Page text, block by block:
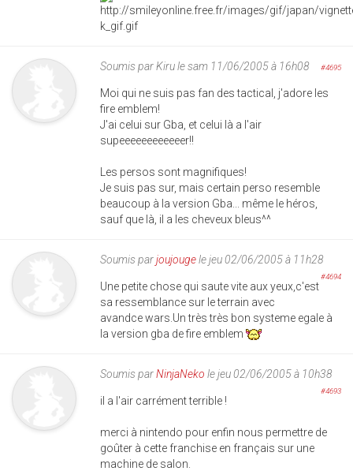
Soumis parKirule sam 11/06/2005 à 16h08 #4695
Moi qui ne suis pas fan des tactical, j'adore les
fire emblem!
J'ai celui sur Gba, et celui là a l'air
supeeeeeeeeeeeer!!
Les persos sont magnifiques!
Je suis pas sur, mais certain perso resemble
beaucoup à la version Gba... même le héros,
sauf que là, il a les cheveux bleus^^
Soumis parjoujougele jeu 02/06/2005 à 11h28
#4694
Une petite chose qui saute vite aux yeux,c'est
sa ressemblance sur le terrain avec
avandce wars.Un très très bon systeme egale à
la version gba de fire emblem
Soumis parNinjaNeko le jeu 02/06/2005 à 10h38
#4693
il a l'air carrément terrible !
merci à nintendo pour enfin nous permettre de
goûter à cette franchise en français sur une
machine de salon.